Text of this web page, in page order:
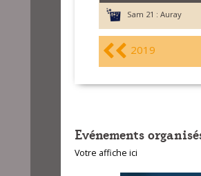
Sam 21 : Auray
2019
Evénements
Votre affiche ici